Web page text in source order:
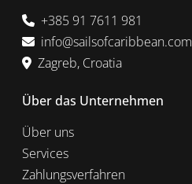
+385 91 7611 981
info@sailsofcaribbean.com
Zagreb, Croatia
Über das Unternehmen
Über uns
Services
Zahlungsverfahren